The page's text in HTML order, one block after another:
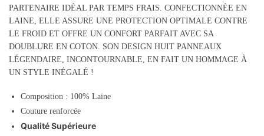
PARTENAIRE IDÉAL PAR TEMPS FRAIS. CONFECTIONNÉE EN
LAINE, ELLE ASSURE UNE PROTECTION OPTIMALE CONTRE
LE FROID ET OFFRE UN CONFORT PARFAIT AVEC SA
DOUBLURE EN COTON. SON DESIGN HUIT PANNEAUX
LÉGENDAIRE, INCONTOURNABLE, EN FAIT UN HOMMAGE À
UN STYLE INÉGALÉ !
Composition : 100% Laine
Couture renforcée
Qualité Supérieure